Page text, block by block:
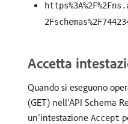
Accetta
Quando si eseguono
(GET) nell’API Schema
un’intestazione Accept